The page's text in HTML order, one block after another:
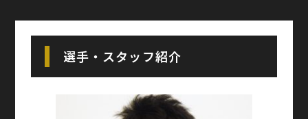
選手・スタッフ紹介